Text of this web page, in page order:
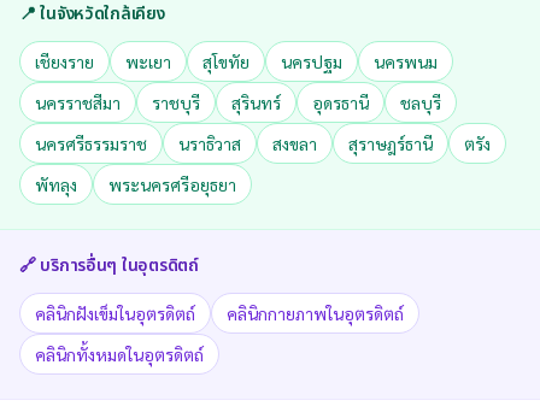
📍 ในจังหวัดใกล้เคียง
เชียงราย พะเยา สุโขทัย นครปฐม
นครพนม
นครราชสีมา
ราชบุรี สุรินทร์ อุดรธานี
ชลบุรี
นครศรีธรรมราช
นราธิวาส สงขลา สุราษฎร์ธานี
ตรัง
พัทลุง
พระนครศรีอยุธยา
🔗 บริการอื่นๆ ในอุตรดิตถ์
คลินิกฝังเข็มในอุตรดิตถ์
คลินิกกายภาพในอุตรดิตถ์
คลินิกทั้งหมดในอุตรดิตถ์